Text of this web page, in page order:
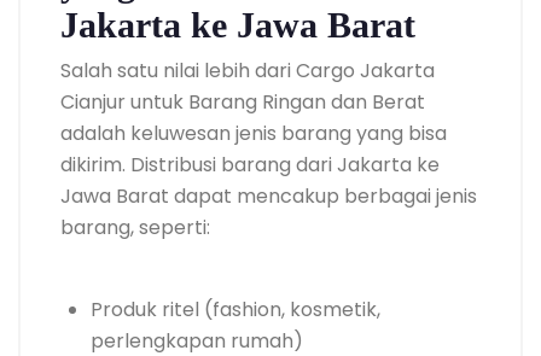
Jakarta ke Jawa Barat
Salah satu nilai lebih dari Cargo Jakarta
Cianjur untuk Barang Ringan dan Berat
adalah keluwesan jenis barang yang bisa
dikirim. Distribusi barang dari Jakarta ke
Jawa Barat dapat mencakup berbagai jenis
barang, seperti:
Produk ritel (fashion, kosmetik,
perlengkapan rumah)